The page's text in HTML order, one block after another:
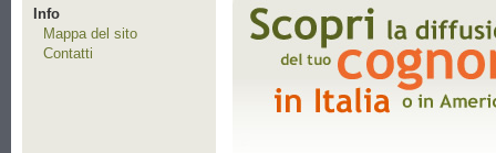
Info
Mappa del sito
Contatti